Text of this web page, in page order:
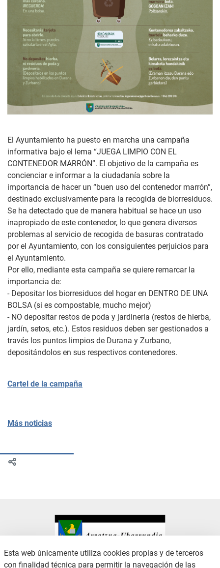
El Ayuntamiento ha puesto en marcha una campaña
informativa bajo el lema “JUEGA LIMPIO CON EL
CONTENEDOR MARRÓN”. El objetivo de la campaña es
concienciar e informar a la ciudadanía sobre la
importancia de hacer un “buen uso del contenedor marrón”,
destinado exclusivamente para la recogida de biorresiduos.
Se ha detectado que de manera habitual se hace un uso
inapropiado de este contenedor, lo que genera diversos
problemas al servicio de recogida de basuras contratado
por el Ayuntamiento, con los consiguientes perjuicios para
el Ayuntamiento.
Por ello, mediante esta campaña se quiere remarcar la
importancia de:
- Depositar los biorresiduos del hogar en DENTRO DE UNA
BOLSA (si es compostable, mucho mejor)
- NO depositar restos de poda y jardinería (restos de hierba,
jardín, setos, etc.). Estos residuos deben ser gestionados a
través los puntos limpios de Durana y Zurbano,
depositándolos en sus respectivos contenedores.
Cartel de la campaña
Más noticias
Esta web únicamente utiliza cookies propias y de terceros
con finalidad técnica para permitir la navegación de las